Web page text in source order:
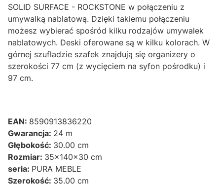
SOLID SURFACE - ROCKSTONE w połączeniu z
umywalką nablatową. Dzięki takiemu połączeniu
możesz wybierać spośród kilku rodzajów umywalek
nablatowych. Deski oferowane są w kilku kolorach. W
górnej szufladzie szafek znajdują się organizery o
szerokości 77 cm (z wycięciem na syfon pośrodku) i
97 cm.
EAN: 8590913836220
Gwarancja: 24 m
Głębokość: 30.00 cm
Rozmiar: 35x140x30 cm
seria: PURA MEBLE
Szerokość: 35.00 cm